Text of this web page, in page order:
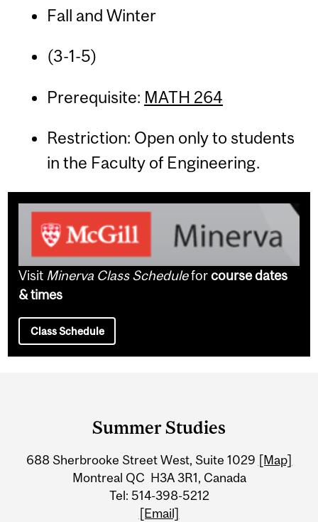
Fall and Winter
(3-1-5)
Prerequisite: MATH 264
Restriction: Open only to students
in the Faculty of Engineering.
Visit Minerva Class Scheduleforcourse dates
& times
Class Schedule
Information
Summer Studies
688 Sherbrooke Street West, Suite 1029 [Map]
Montreal QC H3A 3R1, Canada
Tel: 514-398-5212
[Email]